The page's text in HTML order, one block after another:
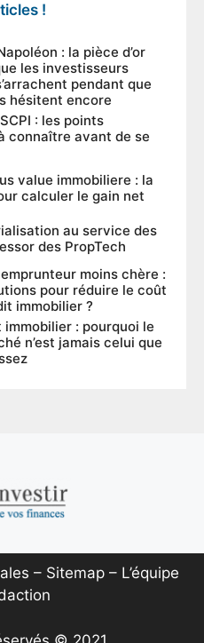
!
: la pièce d’or
les investisseurs
pendant que
hésitent encore
: les points
connaître avant de se
value immobiliere : la
calculer le gain net
au service des
des PropTech
moins chère :
pour réduire le coût
immobilier ?
immobilier : pourquoi le
n’est jamais celui que
– Sitemap – L’équipe